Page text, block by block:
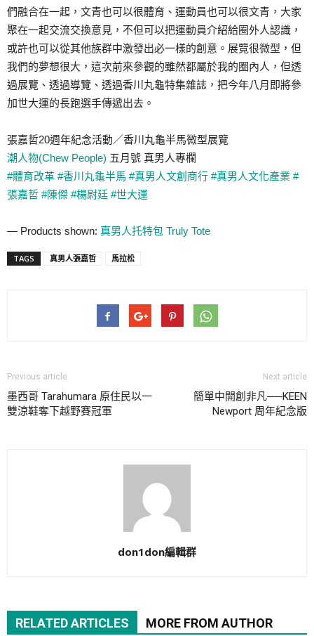
們融合在一起，文青也可以很體育、運動員也可以很文青，大家
聚在一起交流交換意見，不但可以把運動員介紹給圈外人認識，
或許也可以從其他族群中激發出必一樣的創意。展覽很微型，但
我們的夢想很大，這次前來參觀的雖然都屬於我的圈內人，但透
過展覽、透過導覽、透過香川丸龜特集雜誌，把今年八月即將參
加世大運的長跑選手傳遞出去。
張嘉哲20週年紀念活動／香川丸龜半馬微型展覽
潮人物(Chew People) 五月號 真男人專欄
#體育改革 #香川丸龜半馬 #真男人文創商行 #真男人文化產業 #
張嘉哲 #陳傑 #楊尉廷 #世大運
— Products shown: 真男人托特包 Truly Tote
TAGS 真男人張嘉哲 馬拉松
Previous article
墨西哥 Tarahumara 原住民以一
雙涼鞋奪下越野賽冠軍
Next article
簡單中開創非凡──KEEN
Newport 周年紀念版
don1don編輯群
RELATED ARTICLES MORE FROM AUTHOR